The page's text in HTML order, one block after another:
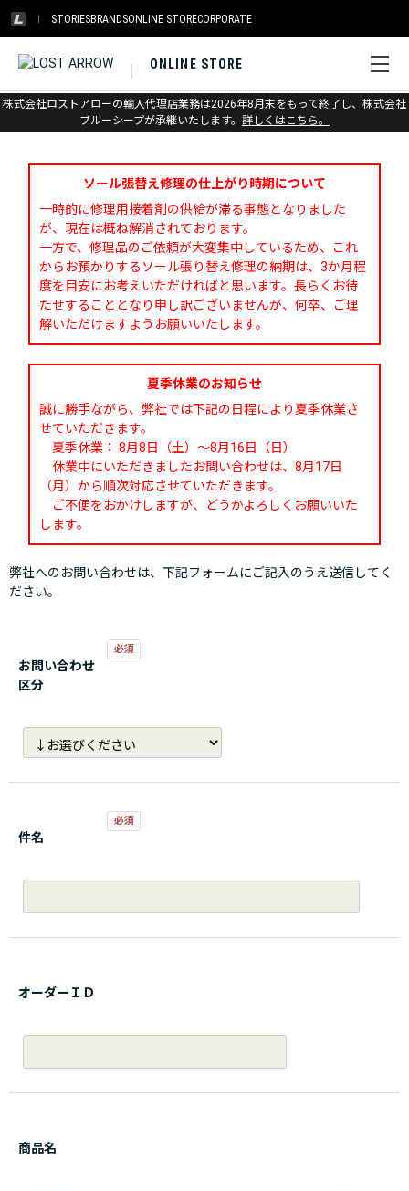
STORIESBRANDSONLINE STORECORPORATE
ONLINE STORE
株式会社ロストアローの輸入代理店業務は2026年8月末をもって終了し、株式会社
ブルーシープが承継いたします。 詳しくはこちら。
お問い合わせ
ソール張替え修理の仕上がり時期について
一時的に修理用接着剤の供給が滞る事態となりました
が、現在は概ね解消されております。
一方で、修理品のご依頼が大変集中しているため、これ
からお預かりするソール張り替え修理の納期は、3か月程
度を目安にお考えいただければと思います。長らくお待
たせすることとなり申し訳ございませんが、何卒、ご理
解いただけますようお願いいたします。
夏季休業のお知らせ
誠に勝手ながら、弊社では下記の日程により夏季休業さ
せていただきます。
夏季休業： 8月8日（土）～8月16日（日）
休業中にいただきましたお問い合わせは、8月17日
（月）から順次対応させていただきます。
ご不便をおかけしますが、どうかよろしくお願いいた
します。
弊社へのお問い合わせは、下記フォームにご記入のうえ送信してく
ださい。
お問い合わせ
区分
件名
オーダーＩＤ
商品名